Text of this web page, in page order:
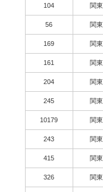
104 関東
56 関東
169 関東
161 関東
204 関東
245 関東
10179 関東
243 関東
415 関東
326 関東